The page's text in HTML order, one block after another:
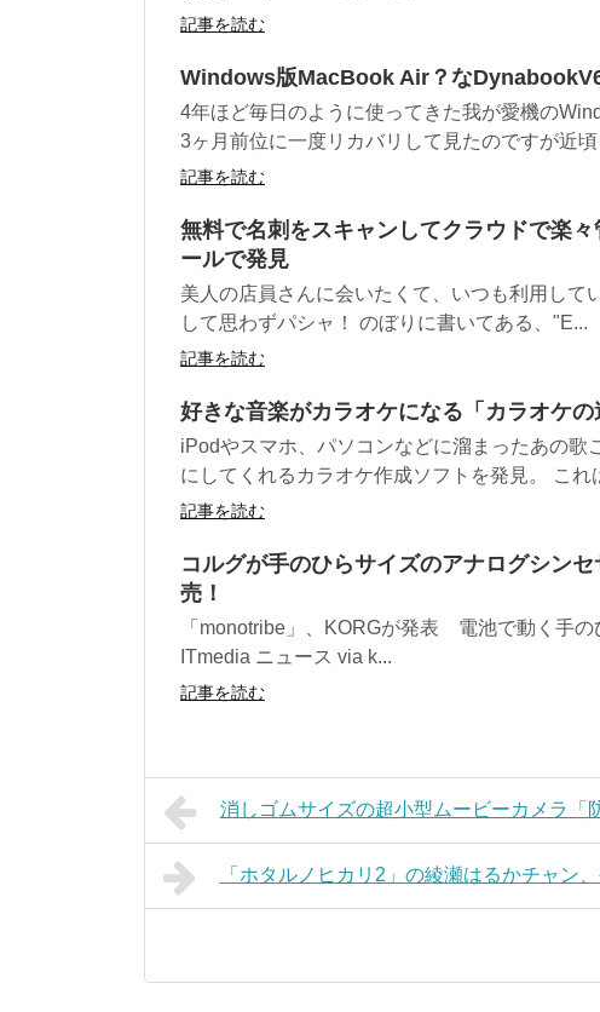
記事を読む
Windows版MacBook Air？な
4年ほど毎日のように使ってきた我が愛機の
3ヶ月前位に一度リカバリして見たのですが近頃
記事を読む
無料で名刺をスキャンしてクラウドで楽
ールで発見
美人の店員さんに会いたくて、いつも利用して
して思わずパシャ！ のぼりに書いてある、"E...
記事を読む
好きな音楽がカラオケになる「カラオケの
iPodやスマホ、パソコンなどに溜まったあの歌
にしてくれるカラオケ作成ソフトを発見。 これ
記事を読む
コルグが手のひらサイズのアナログシン
売！
「monotribe」、KORGが発表 電池で動く手の
ITmedia ニュース via k...
記事を読む
消しゴムサイズの超小型ムービーカメラ「
「ホタルノヒカリ2」の綾瀬はるかチャン